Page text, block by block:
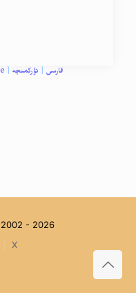
- 2026
X
فارسی | تؤرکمنچه |